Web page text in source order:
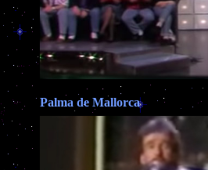
Palma de Mallorca